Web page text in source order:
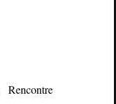
Rencontre